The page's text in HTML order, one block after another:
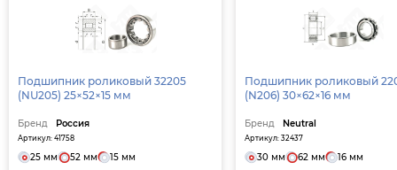
Подшипник роликовый 32205
(NU205) 25×52×15 мм
Бренд Россия
Артикул: 41758
25 мм 52 мм 15 мм
Подшипник роликовый
(N206) 30×62×16 мм
Бренд Neutral
Артикул: 32437
30 мм 62 мм 16 мм